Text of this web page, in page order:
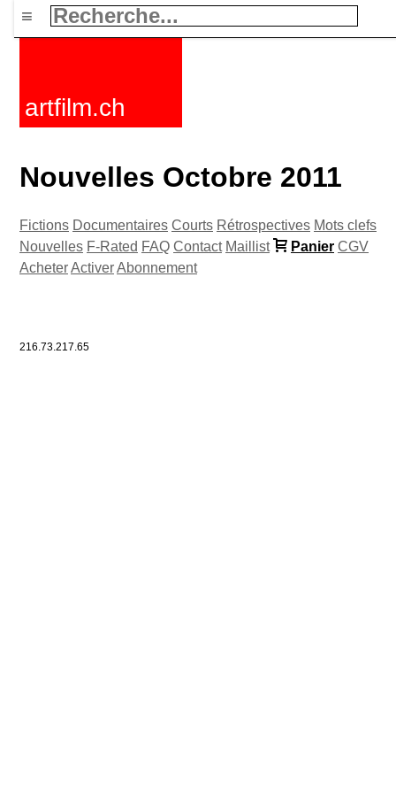
≡
artfilm.ch
Nouvelles Octobre 2011
Fictions Documentaires Courts Rétrospectives Mots clefs
Nouvelles F-Rated FAQ Contact Maillist Panier CGV
AcheterActiverAbonnement
216.73.217.65